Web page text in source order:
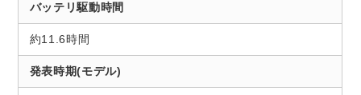
バッテリ駆動時間
約11.6時間
発表時期(モデル)